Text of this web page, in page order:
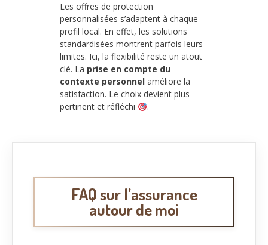
Les offres de protection
personnalisées s’adaptent à chaque
profil local. En effet, les solutions
standardisées montrent parfois leurs
limites. Ici, la flexibilité reste un atout
clé. La prise en compte du
contexte personnel améliore la
satisfaction. Le choix devient plus
pertinent et réfléchi
.
FAQ sur l’assurance
autour de moi